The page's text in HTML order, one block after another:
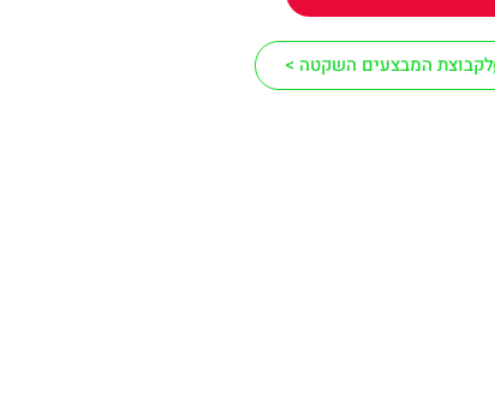
לקבוצת המבצעים השקטה >